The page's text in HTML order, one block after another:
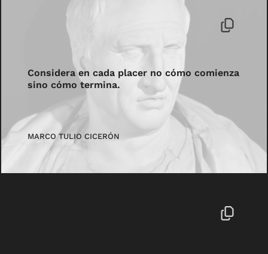
Considera en cada placer no cómo comienza
sino cómo termina.
MARCO TULIO CICERÓN